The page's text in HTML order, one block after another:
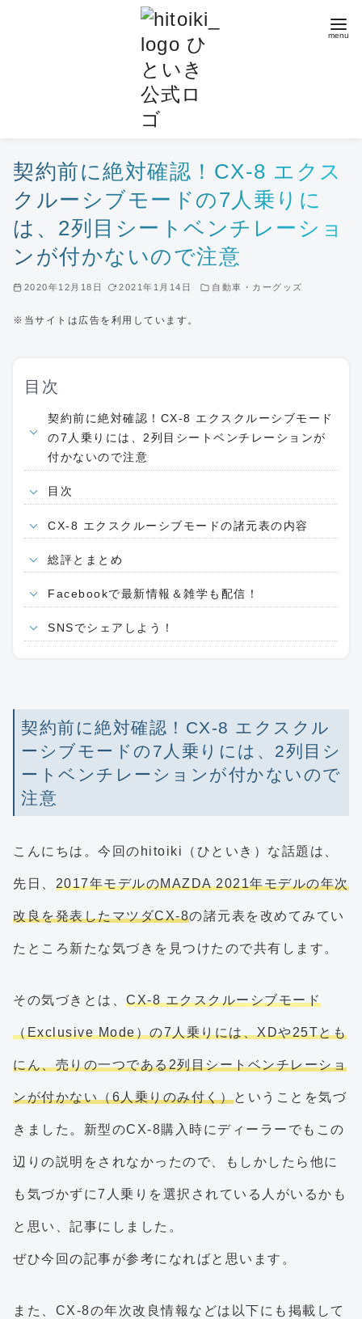
契約前に絶対確認！CX-8 エクス
クルーシブモードの7人乗りに
は、2列目シートベンチレーショ
ンが付かないので注意
2020年12月18日 2021年1月14日 自動車・カーグッズ
※当サイトは広告を利用しています。
目次
契約前に絶対確認！CX-8 エクスクルーシブモード
の7人乗りには、2列目シートベンチレーションが
付かないので注意
目次
CX-8 エクスクルーシブモードの諸元表の内容
総評とまとめ
Facebookで最新情報＆雑学も配信！
SNSでシェアしよう！
契約前に絶対確認！CX-8 エクスクル
ーシブモードの7人乗りには、2列目シ
ートベンチレーションが付かないので
注意
こんにちは。今回のhitoiki（ひといき）な話題は、
先日、 2017年モデルのMAZDA 2021年モデルの年次
改良を発表したマツダCX-8の諸元表を改めてみてい
たところ新たな気づきを見つけたので共有します。
その気づきとは、 CX-8 エクスクルーシブモード
（Exclusive Mode）の7人乗りには、XDや25Tとも
にん、売りの一つである2列目シートベンチレーショ
ンが付かない（6人乗りのみ付く）ということを気づ
きました。新型のCX-8購入時にディーラーでもこの
辺りの説明をされなかったので、もしかしたら他に
も気づかずに7人乗りを選択されている人がいるかも
と思い、記事にしました。
ぜひ今回の記事が参考になればと思います。
また、CX-8の年次改良情報などは以下にも掲載して